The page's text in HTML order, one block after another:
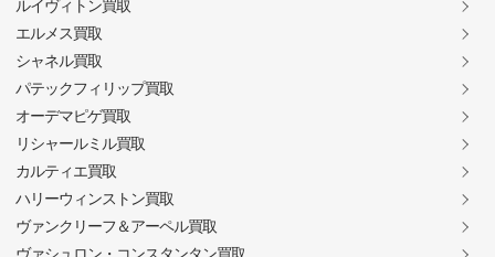
ルイヴィトン買取
エルメス買取
シャネル買取
パテックフィリップ買取
オーデマピゲ買取
リシャールミル買取
カルティエ買取
ハリーウィンストン買取
ヴァンクリーフ＆アーペル買取